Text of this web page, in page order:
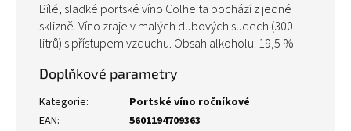
Bílé, sladké portské víno Colheita pochází z jedné
sklizně. Víno zraje v malých dubových sudech (300
litrů) s přístupem vzduchu. Obsah alkoholu: 19,5 %
Doplňkové parametry
Kategorie:
Portské víno ročníkové
EAN:
5601194709363